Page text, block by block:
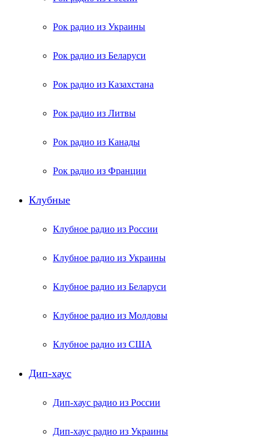
Рок радио из Украины
Рок радио из Беларуси
Рок радио из Казахстана
Рок радио из Литвы
Рок радио из Канады
Рок радио из Франции
Клубные
Клубное радио из России
Клубное радио из Украины
Клубное радио из Беларуси
Клубное радио из Молдовы
Клубное радио из США
Дип-хаус
Дип-хаус радио из России
Дип-хаус радио из Украины